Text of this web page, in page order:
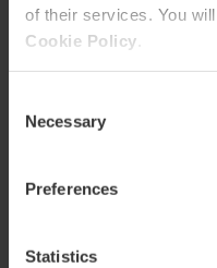
of their services. You
Cookie Policy
Selection
Necessary
Preferences
Statistics
de las Artes y las
Valenciana.
Mercato medievale